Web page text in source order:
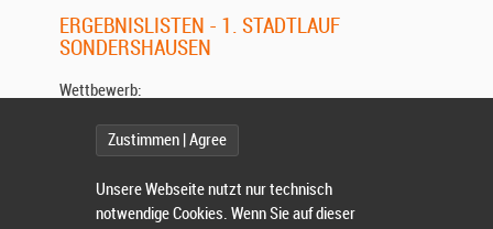
ERGEBNISLISTEN - 1. STADTLAUF
SONDERSHAUSEN
Wettbewerb:
Wählen Sie einen Wettbewerb.
Zustimmen | Agree
Unsere Webseite nutzt nur technisch
notwendige Cookies. Wenn Sie auf dieser